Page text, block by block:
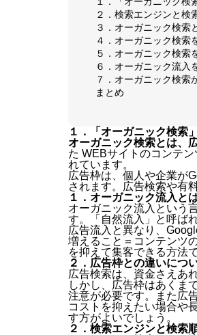
２．検索エンジンと検
３．オーガニック検索
４．オーガニック検索
５．オーガニック検索
６．オーガニック流入
７．オーガニック検索
まとめ
１．「オーガニック検索
オーガニック検索とは、
た WEBサイトのコンテ
れています。
広告枠は、個人や企業が
されます。広告検索や有
１．オーガニック流入と
オーガニック流入という
す。「自然流入」と呼ば
広告流入と異なり、
増えること＝コンテンツ
を抑えて集客できる方法で
２．広告枠との違いにつ
広告検索は、資金さえあ
しかし、広告枠はあくま
注意が必要です。また広
コストを抑えたい場合や
す方がよいでしょう。
２．検索エンジンと検索